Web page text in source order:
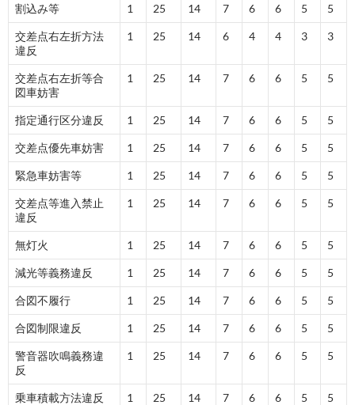
割込み等 1 25 14 7 6 6 5 5
交差点右左折方法
違反
1 25 14 6 4 4 3 3
交差点右左折等合
図車妨害
1 25 14 7 6 6 5 5
指定通行区分違反 1 25 14 7 6 6 5 5
交差点優先車妨害 1 25 14 7 6 6 5 5
緊急車妨害等 1 25 14 7 6 6 5 5
交差点等進入禁止
違反
1 25 14 7 6 6 5 5
無灯火 1 25 14 7 6 6 5 5
減光等義務違反 1 25 14 7 6 6 5 5
合図不履行 1 25 14 7 6 6 5 5
合図制限違反 1 25 14 7 6 6 5 5
警音器吹鳴義務違
反
1 25 14 7 6 6 5 5
乗車積載方法違反 1 25 14 7 6 6 5 5